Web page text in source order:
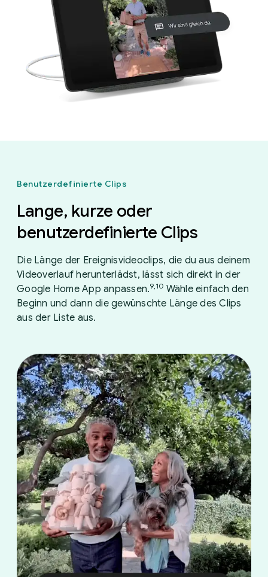
Benutzerdefinierte Clips
Lange, kurze oder
benutzerdefinierte Clips
Die Länge der Ereignisvideoclips, die du aus deinem
Videoverlauf herunterlädst, lässt sich direkt in der
Google Home App anpassen.9,10 Wähle einfach den
Beginn und dann die gewünschte Länge des Clips
aus der Liste aus.